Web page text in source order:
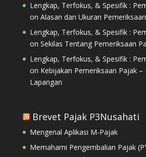
Lengkap, Terfokus, & Spesifik :
on Alasan dan Ukuran
Lengkap, Terfokus, & Spesifik :
on Sekilas Tentang Pemeriksaan
Lengkap, Terfokus, & Spesifik :
on Kebijakan Pemeriksaan Pajak –
Lapangan
Brevet Pajak P3Nusahati
Mengenal Aplikasi M-Pajak
Memahami Pengembalian Pajak